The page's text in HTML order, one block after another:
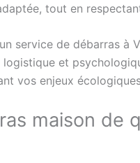
tout en
service de débarras à
et
vos enjeux
maison de